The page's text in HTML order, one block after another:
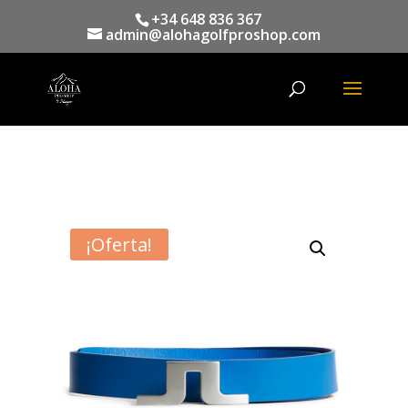
+34 648 836 367
admin@alohagolfproshop.com
productos
¡Oferta!